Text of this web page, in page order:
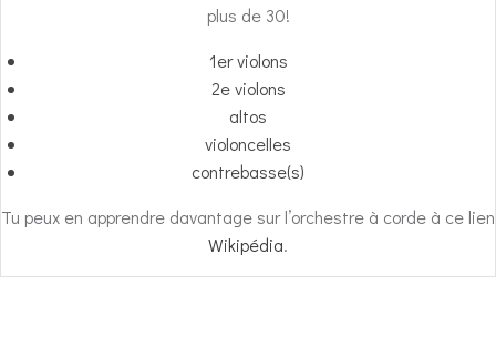
plus de 30!
1er violons
2e violons
altos
violoncelles
contrebasse(s)
Tu peux en apprendre davantage sur l’orchestre à corde à ce lien
Wikipédia.